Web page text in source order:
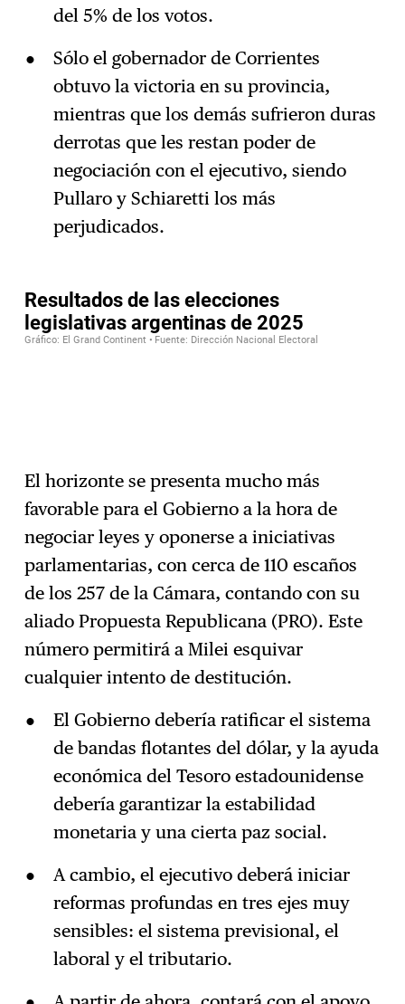
del 5% de los votos.
Sólo el gobernador de Corrientes
obtuvo la victoria en su provincia,
mientras que los demás sufrieron duras
derrotas que les restan poder de
negociación con el ejecutivo, siendo
Pullaro y Schiaretti los más
perjudicados.
El horizonte se presenta mucho más
favorable para el Gobierno a la hora de
negociar leyes y oponerse a iniciativas
parlamentarias, con cerca de 110 escaños
de los 257 de la Cámara, contando con su
aliado Propuesta Republicana (PRO). Este
número permitirá a Milei esquivar
cualquier intento de destitución.
El Gobierno debería ratificar el sistema
de bandas flotantes del dólar, y la ayuda
económica del Tesoro estadounidense
debería garantizar la estabilidad
monetaria y una cierta paz social.
A cambio, el ejecutivo deberá iniciar
reformas profundas en tres ejes muy
sensibles: el sistema previsional, el
laboral y el tributario.